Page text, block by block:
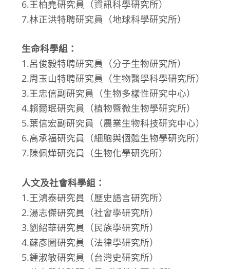
6.王柏堯研究員（資訊科學研究所）
7.林正洪特聘研究員（地球科學研究所）
生命科學組：
1.呂俊毅特聘研究員（分子生物研究所）
2.周玉山特聘研究員（生物醫學科學研究所）
3.王忠信副研究員（生物多樣性研究中心）
4.賴爾珉研究員（植物暨微生物學研究所）
5.葉信宏副研究員（農業生物科技研究中心）
6.高承福研究員（細胞與個體生物學研究所）
7.陳佩燁研究員（生物化學研究所）
人文及社會科學組：
1.王鴻泰研究員（歷史語言研究所）
2.湯志傑研究員（社會學研究所）
3.劉紹華研究員（民族學研究所）
4.蘇彥圖研究員（法律學研究所）
5.鍾淑敏研究員（台灣史研究所）